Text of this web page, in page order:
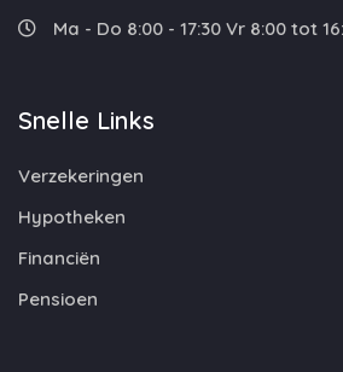
Ma - Do 8:00 - 17:30 Vr 8:00 tot
Snelle Links
Verzekeringen
Hypotheken
Financiën
Pensioen